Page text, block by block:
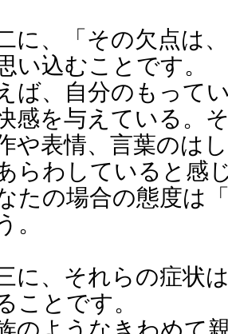
に、「その欠点は
い込むことです。
ば、自分のもって
感を与えている。
や表情、言葉のは
らわしていると感
たの場合の態度は
。
に、それらの症状
ことです。